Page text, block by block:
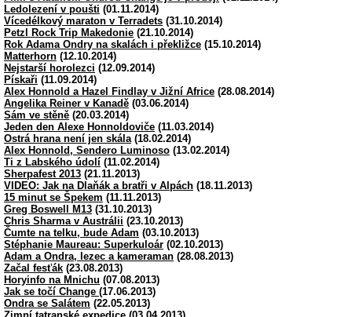
Ledolezení v poušti (01.11.2014)
Vícedélkový maraton v Terradets (31.10.2014)
Petzl Rock Trip Makedonie (21.10.2014)
Rok Adama Ondry na skalách i překližce (15.10.2014)
Matterhorn (12.10.2014)
Nejstarší horolezci (12.09.2014)
Pískaři (11.09.2014)
Alex Honnold a Hazel Findlay v Jižní Africe (28.08.2014)
Angelika Reiner v Kanadě (03.06.2014)
Sám ve stěně (20.03.2014)
Jeden den Alexe Honnoldoviče (11.03.2014)
Ostrá hrana není jen skála (18.02.2014)
Alex Honnold, Sendero Luminoso (13.02.2014)
Ti z Labského údolí (11.02.2014)
Sherpafest 2013 (21.11.2013)
VIDEO: Jak na Dlaňák a bratři v Alpách (18.11.2013)
15 minut se Špekem (11.11.2013)
Greg Boswell M13 (31.10.2013)
Chris Sharma v Austrálii (23.10.2013)
Čumte na telku, bude Adam (03.10.2013)
Stéphanie Maureau: Superkuloár (02.10.2013)
Adam a Ondra, lezec a kameraman (28.08.2013)
Začal fesťák (23.08.2013)
Horyinfo na Mnichu (07.08.2013)
Jak se točí Change (17.06.2013)
Ondra se Salátem (22.05.2013)